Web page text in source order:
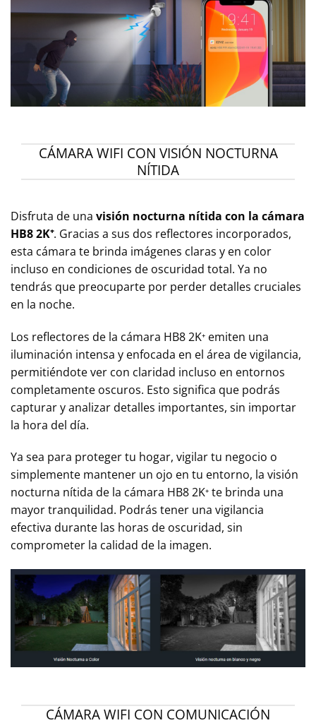
CÁMARA WIFI CON VISIÓN NOCTURNA
NÍTIDA
Disfruta de una visión nocturna nítida con la cámara
HB8 2K⁺. Gracias a sus dos reflectores incorporados,
esta cámara te brinda imágenes claras y en color
incluso en condiciones de oscuridad total. Ya no
tendrás que preocuparte por perder detalles cruciales
en la noche.
Los reflectores de la cámara HB8 2K⁺ emiten una
iluminación intensa y enfocada en el área de vigilancia,
permitiéndote ver con claridad incluso en entornos
completamente oscuros. Esto significa que podrás
capturar y analizar detalles importantes, sin importar
la hora del día.
Ya sea para proteger tu hogar, vigilar tu negocio o
simplemente mantener un ojo en tu entorno, la visión
nocturna nítida de la cámara HB8 2K⁺ te brinda una
mayor tranquilidad. Podrás tener una vigilancia
efectiva durante las horas de oscuridad, sin
comprometer la calidad de la imagen.
CÁMARA WIFI CON COMUNICACIÓN